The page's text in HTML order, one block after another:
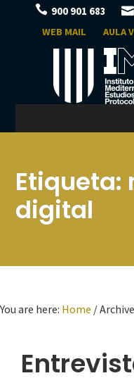
900 901 683
WEB MAIL AULA
Etiqueta:
digital
You are here: Home /